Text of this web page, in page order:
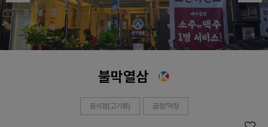
불막열삼
음식점(고기류) 곱창/막창